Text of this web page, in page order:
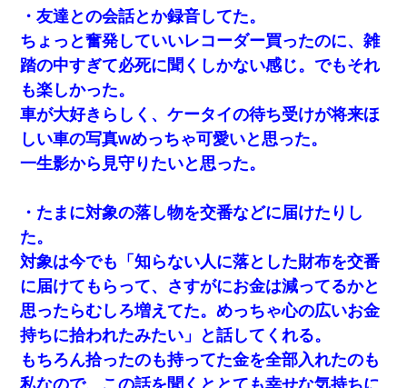
彼女にプロポーズしてOK貰った俺、告げられた結婚条件にブチ切
れて無事婚約破棄・・・
見合いにて。嫁「はじめまして」俺「失礼ですが○○さんご本人で
すか？」
体中に赤い蕁麻疹みたいなのができて、皮膚科にいったら「ジベ
ル薔薇色ひこう疹」という症状だと言われた
この母親は娘の黒歴史を掘り出さないと死ぬんか？ 死ぬんか？
朝起きたら嫁がいなかった。俺（嫁も嫁実家も電話に出ない…不
安だ）→ 仕事を早退して帰宅すると、嫁と嫁両親と知らない男が
２人・・・
旦那が長男のDNA鑑定をしたら血縁関係0%だった。旦那「やっぱ
りウワキしてたんだな…」長男「俺は誰の子供なの？」長女・次
男「ウワキ女！」
・友達との会話とか録音してた。
ちょっと奮発していいレコーダー買ったのに、雑
踏の中すぎて必死に聞くしかない感じ。でもそれ
も楽しかった。
車が大好きらしく、ケータイの待ち受けが将来ほ
しい車の写真wめっちゃ可愛いと思った。
一生影から見守りたいと思った。
・たまに対象の落し物を交番などに届けたりし
た。
対象は今でも「知らない人に落とした財布を交番
に届けてもらって、さすがにお金は減ってるかと
思ったらむしろ増えてた。めっちゃ心の広いお金
持ちに拾われたみたい」と話してくれる。
もちろん拾ったのも持ってた金を全部入れたのも
私なので、この話を聞くととても幸せな気持ちに